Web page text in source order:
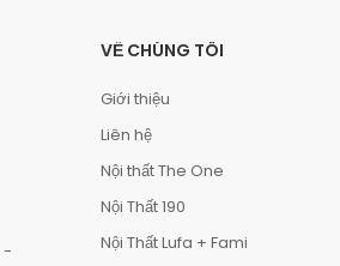
-
VỀ CHÚNG TÔI
Giới thiệu
Liên hệ
Nội thất The One
Nội Thất 190
Nội Thất Lufa + Fami